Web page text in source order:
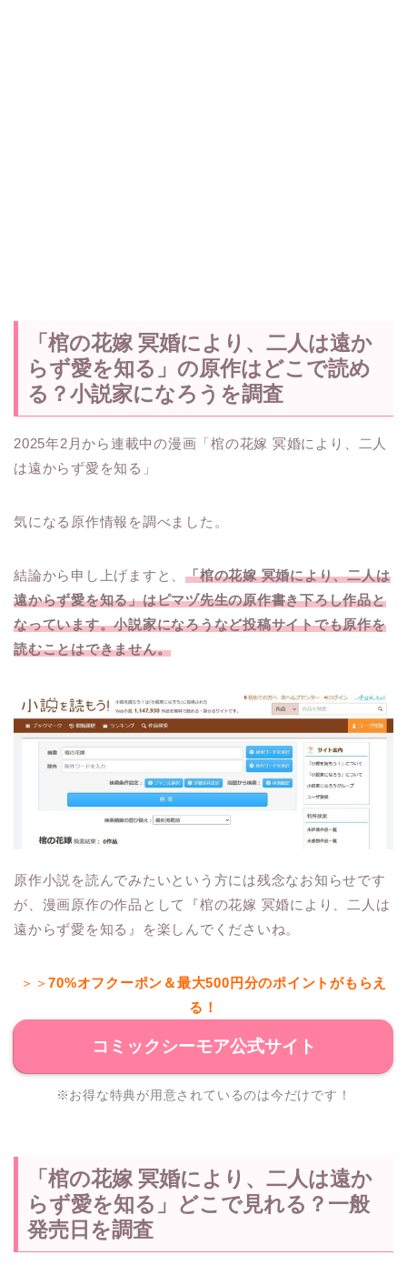
「棺の花嫁 冥婚により、二人は遠か
らず愛を知る」の原作はどこで読め
る？小説家になろうを調査
2025年2月から連載中の漫画「棺の花嫁 冥婚により、二人
は遠からず愛を知る」
気になる原作情報を調べました。
結論から申し上げますと、「棺の花嫁 冥婚により、二人は
遠からず愛を知る」はピマヅ先生の原作書き下ろし作品と
なっています。小説家になろうなど投稿サイトでも原作を
読むことはできません。
原作小説を読んでみたいという方には残念なお知らせです
が、漫画原作の作品として『棺の花嫁 冥婚により、二人は
遠からず愛を知る』を楽しんでくださいね。
＞＞70%オフクーポン＆最大500円分のポイントがもらえ
る！
コミックシーモア公式サイト
※お得な特典が用意されているのは今だけです！
「棺の花嫁 冥婚により、二人は遠か
らず愛を知る」どこで見れる？一般
発売日を調査